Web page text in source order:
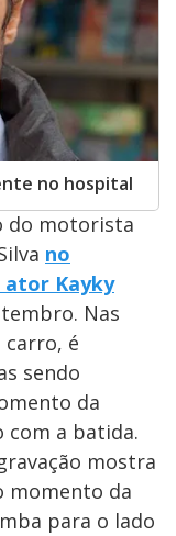
no hospital
do motorista
no
Kayky
Nas
carro, é
sendo
da
com a batida.
mostra
momento da
para o lado